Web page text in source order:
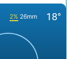
2% 26mm 18°